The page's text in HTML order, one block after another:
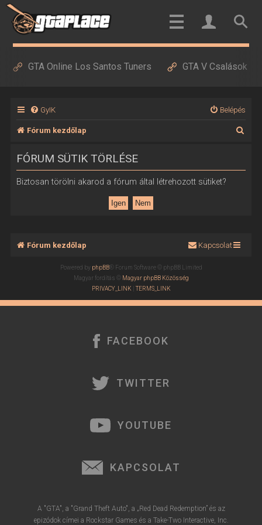
GTA Online Los Santos Tuners GTA V Csalások
GyIK Belépés
Fórum kezdőlap
FÓRUM SÜTIK TÖRLÉSE
Biztosan törölni akarod a fórum által létrehozott sütiket?
Fórum kezdőlap Kapcsolat
Powered by phpBB® Forum Software © phpBB Limited
Magyar fordítás © Magyar phpBB Közösség
PRIVACY_LINK |TERMS_LINK
FACEBOOK
TWITTER
YOUTUBE
KAPCSOLAT
A "GTA", a "Grand Theft Auto", a „Red Dead Redemption” és az
epizódok címei a Rockstar Games és a Take-Two Interactive, Inc.